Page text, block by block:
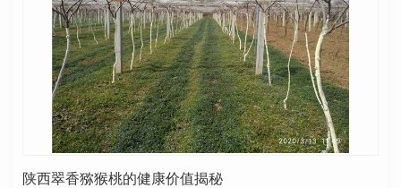
陕西翠香猕猴桃的健康价值揭秘